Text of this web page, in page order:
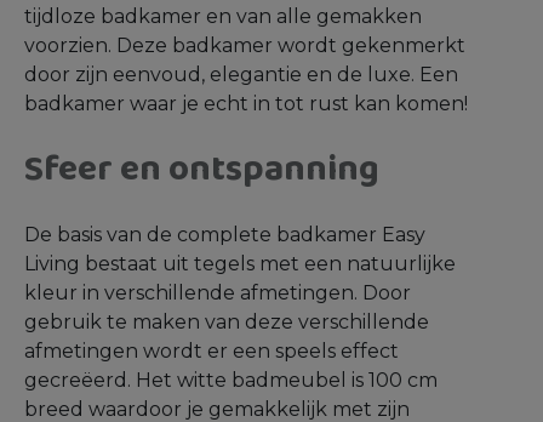
tijdloze badkamer en van alle gemakken
voorzien. Deze badkamer wordt gekenmerkt
door zijn eenvoud, elegantie en de luxe. Een
badkamer waar je echt in tot rust kan komen!
Sfeer en ontspanning
De basis van de complete badkamer Easy
Living bestaat uit tegels met een natuurlijke
kleur in verschillende afmetingen. Door
gebruik te maken van deze verschillende
afmetingen wordt er een speels effect
gecreëerd. Het witte badmeubel is 100 cm
breed waardoor je gemakkelijk met zijn